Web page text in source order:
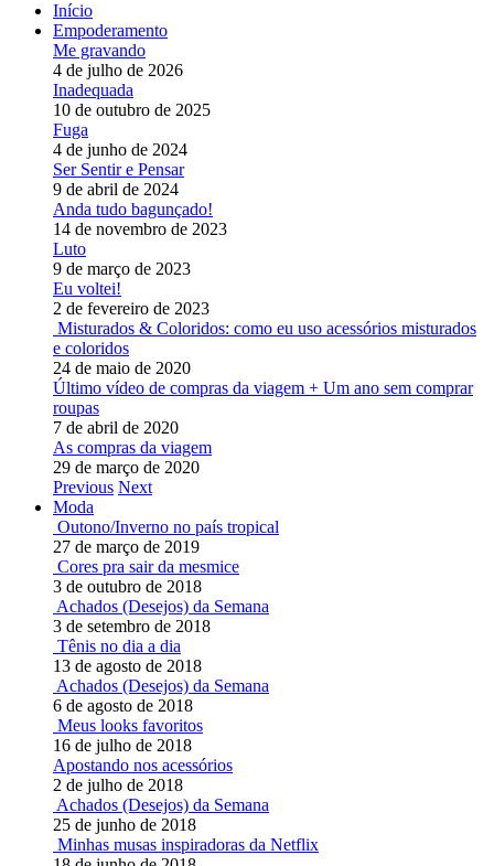
Início
Empoderamento
Me gravando
4 de julho de 2026
Inadequada
10 de outubro de 2025
Fuga
4 de junho de 2024
Ser Sentir e Pensar
9 de abril de 2024
Anda tudo bagunçado!
14 de novembro de 2023
Luto
9 de março de 2023
Eu voltei!
2 de fevereiro de 2023
Misturados & Coloridos: como eu uso acessórios misturados
e coloridos
24 de maio de 2020
Último vídeo de compras da viagem + Um ano sem comprar
roupas
7 de abril de 2020
As compras da viagem
29 de março de 2020
Previous Next
Moda
Outono/Inverno no país tropical
27 de março de 2019
Cores pra sair da mesmice
3 de outubro de 2018
Achados (Desejos) da Semana
3 de setembro de 2018
Tênis no dia a dia
13 de agosto de 2018
Achados (Desejos) da Semana
6 de agosto de 2018
Meus looks favoritos
16 de julho de 2018
Apostando nos acessórios
2 de julho de 2018
Achados (Desejos) da Semana
25 de junho de 2018
Minhas musas inspiradoras da Netflix